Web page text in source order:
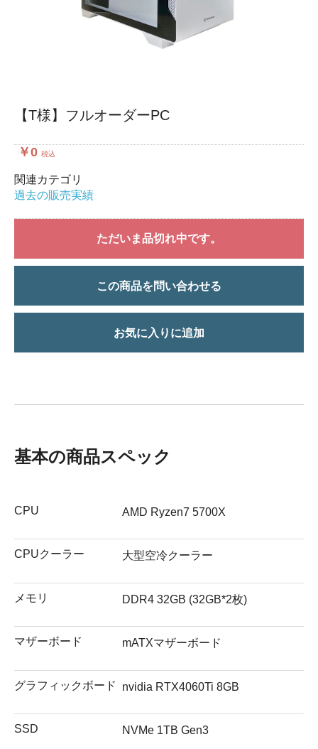
【T様】フルオーダーPC
￥0 税込
関連カテゴリ
過去の販売実績
ただいま品切れ中です。
この商品を問い合わせる
お気に入りに追加
基本の商品スペック
CPU AMD Ryzen7 5700X
CPUクーラー 大型空冷クーラー
メモリ DDR4 32GB (32GB*2枚)
マザーボード mATXマザーボード
グラフィックボード nvidia RTX4060Ti 8GB
SSD NVMe 1TB Gen3